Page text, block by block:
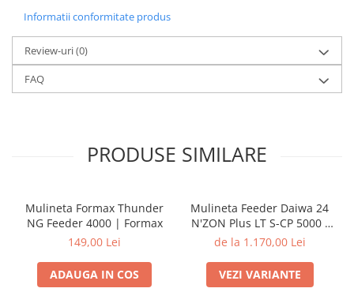
Informatii conformitate produs
Review-uri(0)
FAQ
PRODUSE SIMILARE
Mulineta Formax Thunder
NG Feeder 4000 | Formax
149,00 Lei
ADAUGA IN COS
Mulineta Feeder Daiwa 24
N'ZON Plus LT S-CP 5000 /
6000 | Daiwa
de la 1.170,00 Lei
VEZI VARIANTE